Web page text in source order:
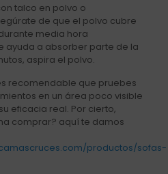
talco en polvo o
de que el polvo cubre
media hora
ayuda a absorber parte de la
aspira el polvo.
recomendable que pruebes
en un área poco visible
eficacia real. Por cierto,
comprar? aquí te damos
productos/sofas-